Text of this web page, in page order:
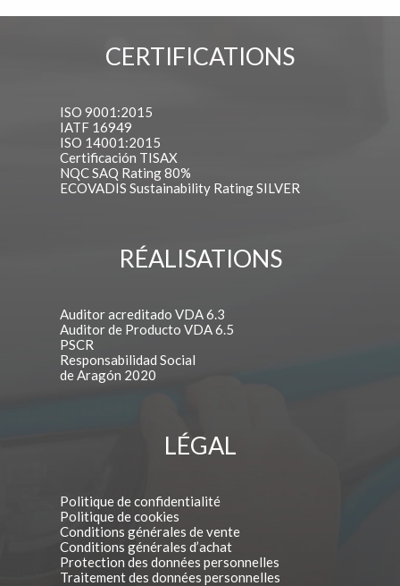
CERTIFICATIONS
ISO 9001:2015
IATF 16949
ISO 14001:2015
Certificación TISAX
NQC SAQ Rating 80%
ECOVADIS Sustainability Rating SILVER
RÉALISATIONS
Auditor acreditado VDA 6.3
Auditor de Producto VDA 6.5
PSCR
Responsabilidad Social
de Aragón 2020
LÉGAL
Politique de confidentialité
Politique de cookies
Conditions générales de vente
Conditions générales d’achat
Protection des données personnelles
Traitement des données personnelles